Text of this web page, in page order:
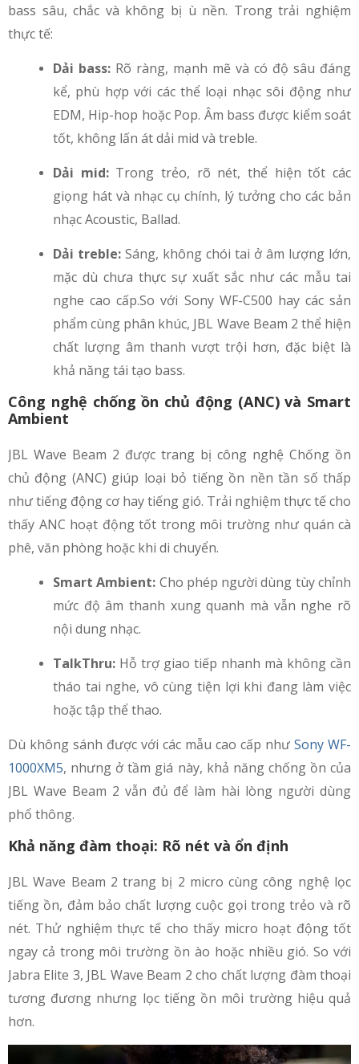
bass sâu, chắc và không bị ù nền. Trong trải nghiệm
thực tế:
Dải bass: Rõ ràng, mạnh mẽ và có độ sâu đáng
kể, phù hợp với các thể loại nhạc sôi động như
EDM, Hip-hop hoặc Pop. Âm bass được kiểm soát
tốt, không lấn át dải mid và treble.
Dải mid:Trong trẻo, rõ nét, thể hiện tốt các
giọng hát và nhạc cụ chính, lý tưởng cho các bản
nhạc Acoustic, Ballad.
Dải treble: Sáng, không chói tai ở âm lượng lớn,
mặc dù chưa thực sự xuất sắc như các mẫu tai
nghe cao cấp.So với Sony WF-C500 hay các sản
phẩm cùng phân khúc, JBL Wave Beam 2 thể hiện
chất lượng âm thanh vượt trội hơn, đặc biệt là
khả năng tái tạo bass.
Công nghệ chống ồn chủ động (ANC) và Smart
Ambient
JBL Wave Beam 2 được trang bị công nghệ Chống ồn
chủ động (ANC) giúp loại bỏ tiếng ồn nền tần số thấp
như tiếng động cơ hay tiếng gió. Trải nghiệm thực tế cho
thấy ANC hoạt động tốt trong môi trường như quán cà
phê, văn phòng hoặc khi di chuyển.
Smart Ambient: Cho phép người dùng tùy chỉnh
mức độ âm thanh xung quanh mà vẫn nghe rõ
nội dung nhạc.
TalkThru: Hỗ trợ giao tiếp nhanh mà không cần
tháo tai nghe, vô cùng tiện lợi khi đang làm việc
hoặc tập thể thao.
Dù không sánh được với các mẫu cao cấp như Sony WF-
1000XM5, nhưng ở tầm giá này, khả năng chống ồn của
JBL Wave Beam 2 vẫn đủ để làm hài lòng người dùng
phổ thông.
Khả năng đàm thoại: Rõ nét và ổn định
JBL Wave Beam 2 trang bị 2 micro cùng công nghệ lọc
tiếng ồn, đảm bảo chất lượng cuộc gọi trong trẻo và rõ
nét. Thử nghiệm thực tế cho thấy micro hoạt động tốt
ngay cả trong môi trường ồn ào hoặc nhiều gió. So với
Jabra Elite 3, JBL Wave Beam 2 cho chất lượng đàm thoại
tương đương nhưng lọc tiếng ồn môi trường hiệu quả
hơn.